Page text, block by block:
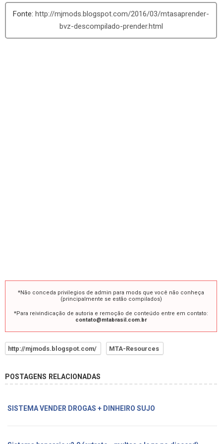
http://mjmods.blogspot.com/2016/03/mtasaprender-
bvz-descompilado-prender.html
*Não conceda privilegios de admin para mods que você não conheça
(principalmente se estão compilados)
*Para reivindicação de autoria e remoção de conteúdo entre em contato:
contato@mtabrasil.com.br
http://mjmods.blogspot.com/ MTA-Resources
POSTAGENS RELACIONADAS
SISTEMA VENDER DROGAS + DINHEIRO SUJO